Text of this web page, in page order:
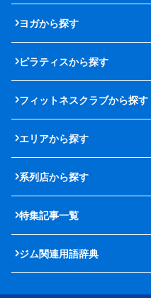
ヨガから探す
ピラティスから探す
フィットネスクラブから探す
エリアから探す
系列店から探す
特集記事一覧
ジム関連用語辞典